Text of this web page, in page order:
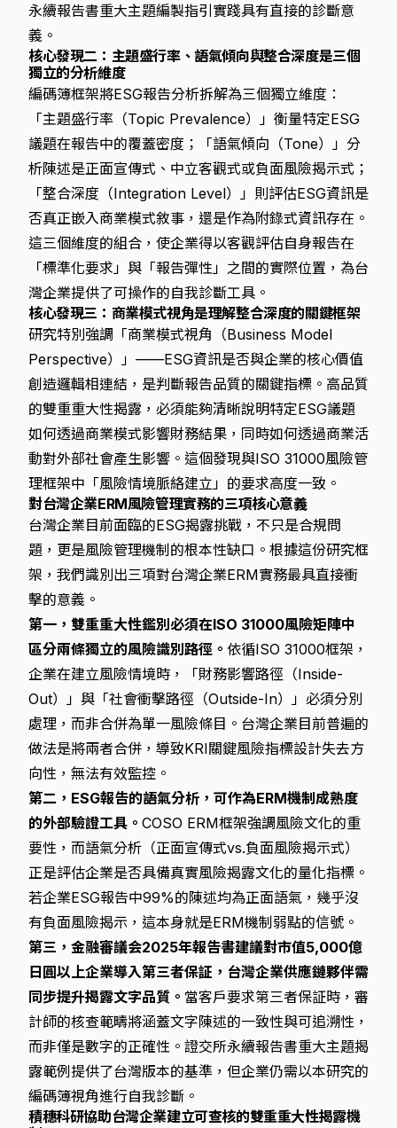
永續報告書重大主題編製指引 實踐具有直接的診斷意
義。
核心發現二：主題盛行率、語氣傾向與整合深度是三個
獨立的分析維度
編碼簿框架將ESG報告分析拆解為三個獨立維度：
「主題盛行率（Topic Prevalence）」衡量特定ESG
議題在報告中的覆蓋密度；「語氣傾向（Tone）」分
析陳述是正面宣傳式、中立客觀式或負面風險揭示式；
「整合深度（Integration Level）」則評估ESG資訊是
否真正嵌入商業模式敘事，還是作為附錄式資訊存在。
這三個維度的組合，使企業得以客觀評估自身報告在
「標準化要求」與「報告彈性」之間的實際位置，為台
灣企業提供了可操作的自我診斷工具。
核心發現三：商業模式視角是理解整合深度的關鍵框架
研究特別強調「商業模式視角（Business Model
Perspective）」——ESG資訊是否與企業的核心價值
創造邏輯相連結，是判斷報告品質的關鍵指標。高品質
的雙重重大性揭露，必須能夠清晰說明特定ESG議題
如何透過商業模式影響財務結果，同時如何透過商業活
動對外部社會產生影響。這個發現與ISO 31000風險管
理框架中「風險情境脈絡建立」的要求高度一致。
對台灣企業ERM風險管理實務的三項核心意義
台灣企業目前面臨的ESG揭露挑戰，不只是合規問
題，更是風險管理機制的根本性缺口。根據這份研究框
架，我們識別出三項對台灣企業ERM實務最具直接衝
擊的意義。
第一，雙重重大性鑑別必須在ISO 31000風險矩陣中
區分兩條獨立的風險識別路徑。 依循ISO 31000框架，
企業在建立風險情境時，「財務影響路徑（Inside-
Out）」與「社會衝擊路徑（Outside-In）」必須分別
處理，而非合併為單一風險條目。台灣企業目前普遍的
做法是將兩者合併，導致KRI關鍵風險指標設計失去方
向性，無法有效監控。
第二，ESG報告的語氣分析，可作為ERM機制成熟度
的外部驗證工具。 COSO ERM框架強調風險文化的重
要性，而語氣分析（正面宣傳式vs.負面風險揭示式）
正是評估企業是否具備真實風險揭露文化的量化指標。
若企業ESG報告中99%的陳述均為正面語氣，幾乎沒
有負面風險揭示，這本身就是ERM機制弱點的信號。
第三，金融審議会2025年報告書建議對市值5,000億
日圓以上企業導入第三者保証，台灣企業供應鏈夥伴需
同步提升揭露文字品質。 當客戶要求第三者保証時，審
計師的核查範疇將涵蓋文字陳述的一致性與可追溯性，
而非僅是數字的正確性。 證交所永續報告書重大主題揭
露範例 提供了台灣版本的基準，但企業仍需以本研究的
編碼簿視角進行自我診斷。
積穗科研協助台灣企業建立可查核的雙重重大性揭露機